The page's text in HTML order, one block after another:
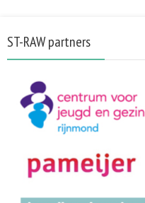
ST-RAW partners